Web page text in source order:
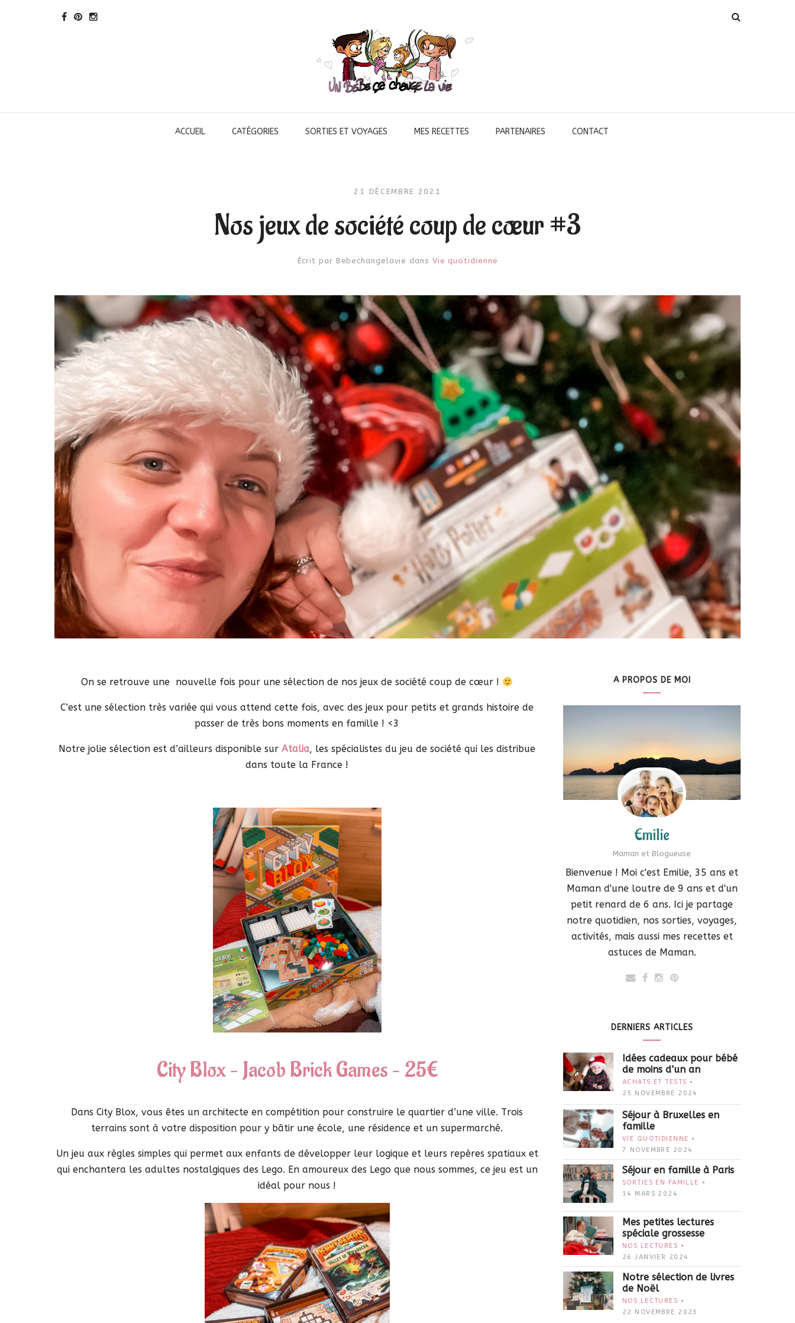
ACCUEIL CATÉGORIES SORTIES ET VOYAGES MES RECETTES PARTENAIRES CONTACT
21 DÉCEMBRE 2021
Nos jeux de société coup de cœur #3
Écrit par Bebechangelavie dans Vie quotidienne
On se retrouve une nouvelle fois pour une sélection de nos jeux de société coup de cœur !
C’est une sélection très variée qui vous attend cette fois, avec des jeux pour petits et grands histoire de
passer de très bons moments en famille ! <3
Notre jolie sélection est d’ailleurs disponible sur Atalia, les spécialistes du jeu de société qui les distribue
dans toute la France !
City Blox – Jacob Brick Games – 25€
Dans City Blox, vous êtes un architecte en compétition pour construire le quartier d’une ville. Trois
terrains sont à votre disposition pour y bâtir une école, une résidence et un supermarché.
Un jeu aux règles simples qui permet aux enfants de développer leur logique et leurs repères spatiaux et
qui enchantera les adultes nostalgiques des Lego. En amoureux des Lego que nous sommes, ce jeu est un
idéal pour nous !
A PROPOS DE MOI
Emilie
Maman et Blogueuse
Bienvenue ! Moi c'est Emilie, 35 ans et
Maman d'une loutre de 9 ans et d'un
petit renard de 6 ans. Ici je partage
notre quotidien, nos sorties, voyages,
activités, mais aussi mes recettes et
astuces de Maman.
DERNIERS ARTICLES
Idées cadeaux pour bébé
de moins d’un an
ACHATS ET TESTS
25 NOVEMBRE 2024
Séjour à Bruxelles en
famille
VIE QUOTIDIENNE
7 NOVEMBRE 2024
Séjour en famille à Paris
SORTIES EN FAMILLE
14 MARS 2024
Mes petites lectures
spéciale grossesse
NOS LECTURES
26 JANVIER 2024
Notre sélection de livres
de Noël
NOS LECTURES
22 NOVEMBRE 2023